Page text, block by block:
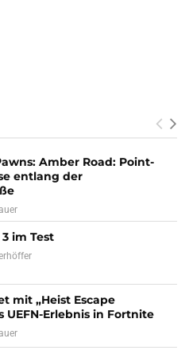
Amber Road: Point-
entlang der
im Test
mit „Heist Escape
UEFN-Erlebnis in Fortnite